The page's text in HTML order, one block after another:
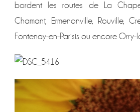
bordent les routes de La
Chamant, Ermenonville, Rouville,
Fontenay-en-Parisis ou encore Orry-